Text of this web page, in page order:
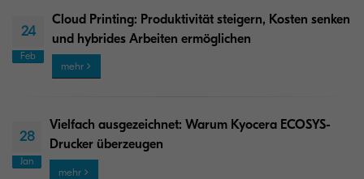
24
Feb
Cloud Printing: Produktivität steigern, Kosten senken
und hybrides Arbeiten ermöglichen
mehr
28
Jan
Vielfach ausgezeichnet: Warum Kyocera ECOSYS-
Drucker überzeugen
mehr